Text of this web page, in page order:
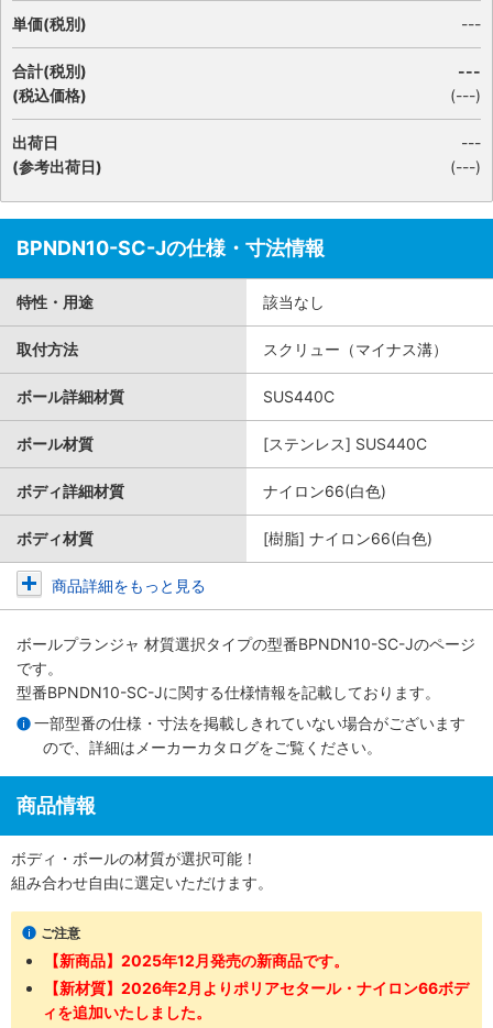
単価(税別) ---
合計(税別)
(税込価格)
---
(---)
出荷日
(参考出荷日)
---
(---)
BPNDN10-SC-Jの仕様・寸法情報
特性・用途 該当なし
取付方法 スクリュー（マイナス溝）
ボール詳細材質 SUS440C
ボール材質 [ステンレス] SUS440C
ボディ詳細材質 ナイロン66(白色)
ボディ材質 [樹脂] ナイロン66(白色)
商品詳細をもっと見る
ボールプランジャ 材質選択タイプの型番BPNDN10-SC-Jのページ
です。
型番BPNDN10-SC-Jに関する仕様情報を記載しております。
一部型番の仕様・寸法を掲載しきれていない場合がございます
ので、詳細は メーカーカタログをご覧ください。
商品情報
ボディ・ボールの材質が選択可能！
組み合わせ自由に選定いただけます。
ご注意
【新商品】2025年12月発売の新商品です。
【新材質】2026年2月よりポリアセタール・ナイロン66ボデ
ィを追加いたしました。